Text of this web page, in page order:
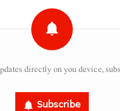
directly on you device,
Subscribe